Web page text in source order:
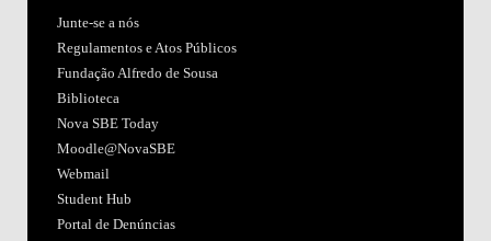
Junte-se a nós
Regulamentos e Atos Públicos
Fundação Alfredo de Sousa
Biblioteca
Nova SBE Today
Moodle@NovaSBE
Webmail
Student Hub
Portal de Denúncias